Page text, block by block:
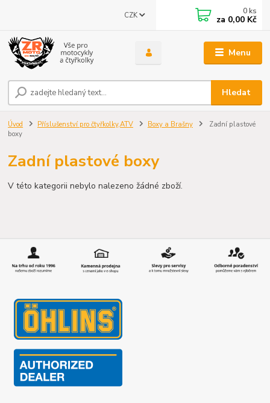
Menu
CZK
Hledat
0 ks
za 0,00 Kč
Úvod Příslušenství pro čtyřkolky,ATV Boxy a Brašny
Zadní plastové
boxy
Zadní plastové boxy
V této kategorii nebylo nalezeno žádné zboží.